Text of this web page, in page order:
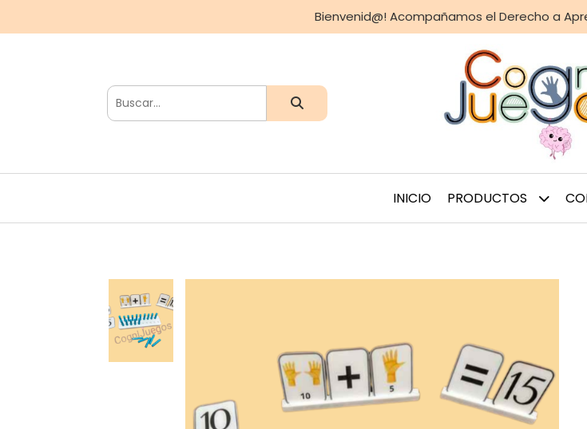
Bienvenid@! Acompañamos el Derecho a
INICIO PRODUCTOS